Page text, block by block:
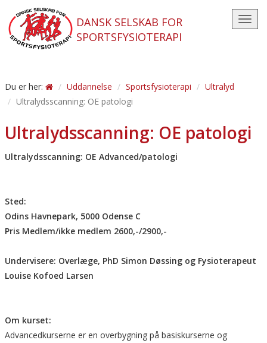
DANSK SELSKAB FOR
SPORTSFYSIOTERAPI
Du er her: Uddannelse Sportsfysioterapi
Ultralyd
Ultralydsscanning: OE patologi
Ultralydsscanning: OE patologi
Ultralydsscanning: OE Advanced/patologi
Sted:
Odins Havnepark, 5000 Odense C
Pris Medlem/ikke medlem 2600,-/2900,-
Undervisere: Overlæge, PhD Simon Døssing og Fysioterapeut
Louise Kofoed Larsen
Om kurset:
Advancedkurserne er en overbygning på basiskurserne og